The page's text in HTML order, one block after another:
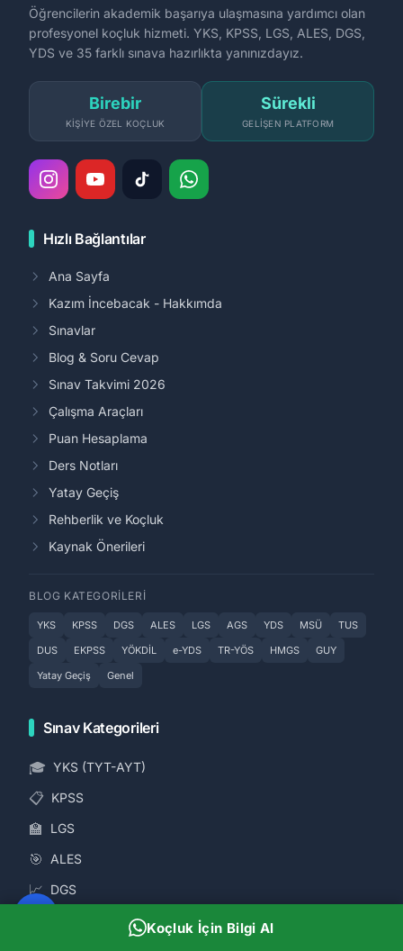
Öğrencilerin akademik başarıya ulaşmasına yardımcı olan
profesyonel koçluk hizmeti. YKS, KPSS, LGS, ALES, DGS,
YDS ve 35 farklı sınava hazırlıkta yanınızdayız.
Birebir
KIŞIYE ÖZEL KOÇLUK
Sürekli
GELIŞEN PLATFORM
Hızlı Bağlantılar
Ana Sayfa
Kazım İncebacak - Hakkımda
Sınavlar
Blog & Soru Cevap
Sınav Takvimi 2026
Çalışma Araçları
Puan Hesaplama
Ders Notları
Yatay Geçiş
Rehberlik ve Koçluk
Kaynak Önerileri
BLOG KATEGORILERI
YKS KPSS DGS ALES LGS AGS YDS MSÜ
TUS
DUS
EKPSS YÖKDİL e-YDS TR-YÖS HMGS
GUY
Yatay Geçiş
Genel
Sınav Kategorileri
🎓 YKS (TYT-AYT)
📋 KPSS
🏫 LGS
🎯 ALES
📈 DGS
Koçluk İçin Bilgi Al